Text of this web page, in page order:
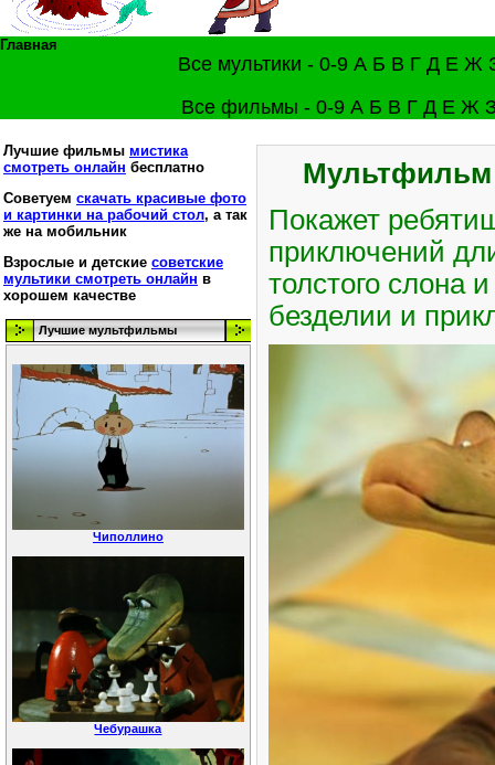
Главная
Все мультики - 0-9 А Б В Г Д Е Ж
Все фильмы - 0-9 А Б В Г Д Е Ж
Лучшие фильмы мистика
смотреть онлайн бесплатно
Советуем скачать красивые фото
и картинки на рабочий стол, а так
же на мобильник
Взрослые и детские советские
мультики смотреть онлайн в
хорошем качестве
Лучшие мультфильмы
Чиполлино
Чебурашка
Мультфильм
Покажет
приключений
толстого слона
безделии и